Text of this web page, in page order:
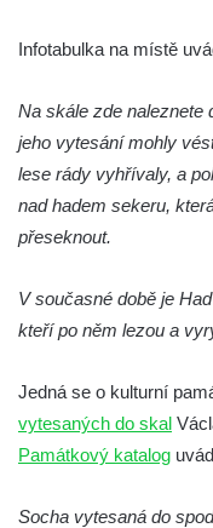
Skalní reliéfy Krista
Skalní reliéfy u
Mařenicích
Skalní reliéf
Lužické hory)
kostelů (Lindava –
Skalní reliéf (nejen)
Lužické hory)
Infotabulka na místě
Na skále zde naleznete
jeho vytesání mohly
lese rády vyhřívaly, a
nad hadem sekeru,
přeseknout.
V současné době je
kteří po něm lezou a
Jedná se o kulturní
vytesaných do skal
Památkový katalog
Socha vytesaná do